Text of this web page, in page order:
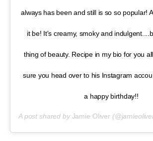
always has been and still is so so popular!
it be! It's creamy, smoky and
thing of beauty. Recipe in my bio for you
sure you head over to his Instagram
a happy birthday!!
A post shared by Jamie Oliver